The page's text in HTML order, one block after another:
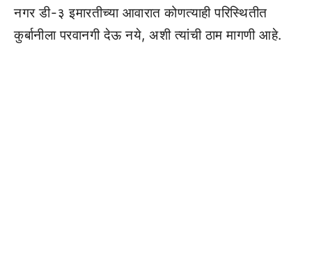
नगर डी-३ इमारतीच्या आवारात कोणत्याही परिस्थितीत
कुर्बानीला परवानगी देऊ नये, अशी त्यांची ठाम मागणी आहे.